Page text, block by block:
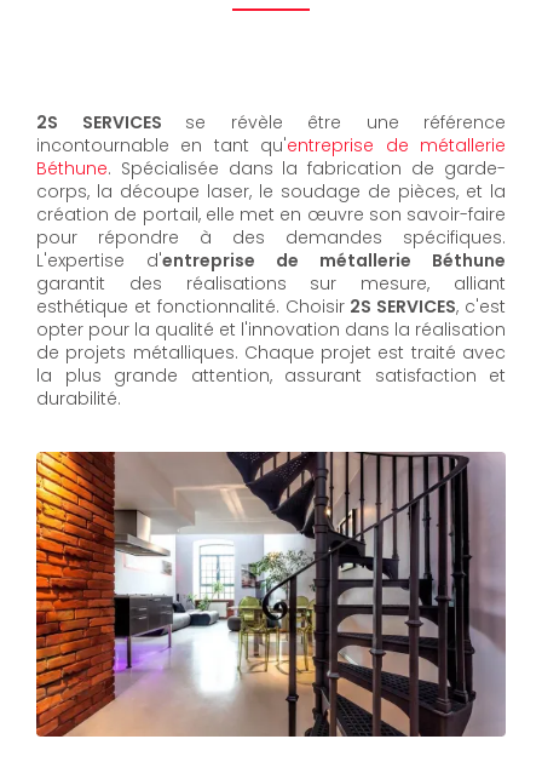
2S SERVICES se révèle être une référence
incontournable en tant qu'entreprise de métallerie
Béthune. Spécialisée dans la fabrication de garde-
corps, la découpe laser, le soudage de pièces, et la
création de portail, elle met en œuvre son savoir-faire
pour répondre à des demandes spécifiques.
L'expertise d'entreprise de métallerie Béthune
garantit des réalisations sur mesure, alliant
esthétique et fonctionnalité. Choisir 2S SERVICES, c'est
opter pour la qualité et l'innovation dans la réalisation
de projets métalliques. Chaque projet est traité avec
la plus grande attention, assurant satisfaction et
durabilité.